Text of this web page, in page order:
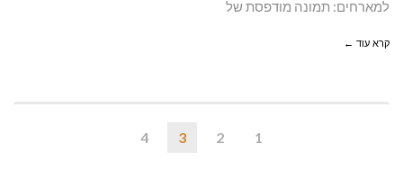
למארחים: תמונה מודפסת של
קרא עוד ←
1
2
3
4